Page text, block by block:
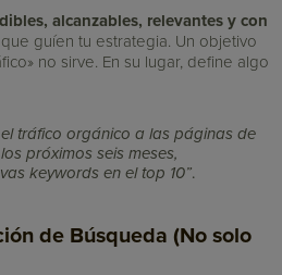
alcanzables, relevantes y con
que guíen tu estrategia. Un objetivo
no sirve. En su lugar, define algo
el tráfico orgánico a las páginas de
próximos seis meses,
keywords en el top 10”.
de Búsqueda (No solo